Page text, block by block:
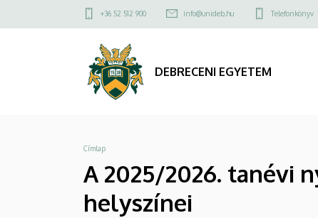
2025/2026.
ünnepségek
időpontjai
a
Felső
menü
+36 52 512 900 info@unideb.hu Telefonkönyv
DEBRECENI EGYETEM
Morzsa
Címlap
A 2025/2026. tanévi
helyszínei